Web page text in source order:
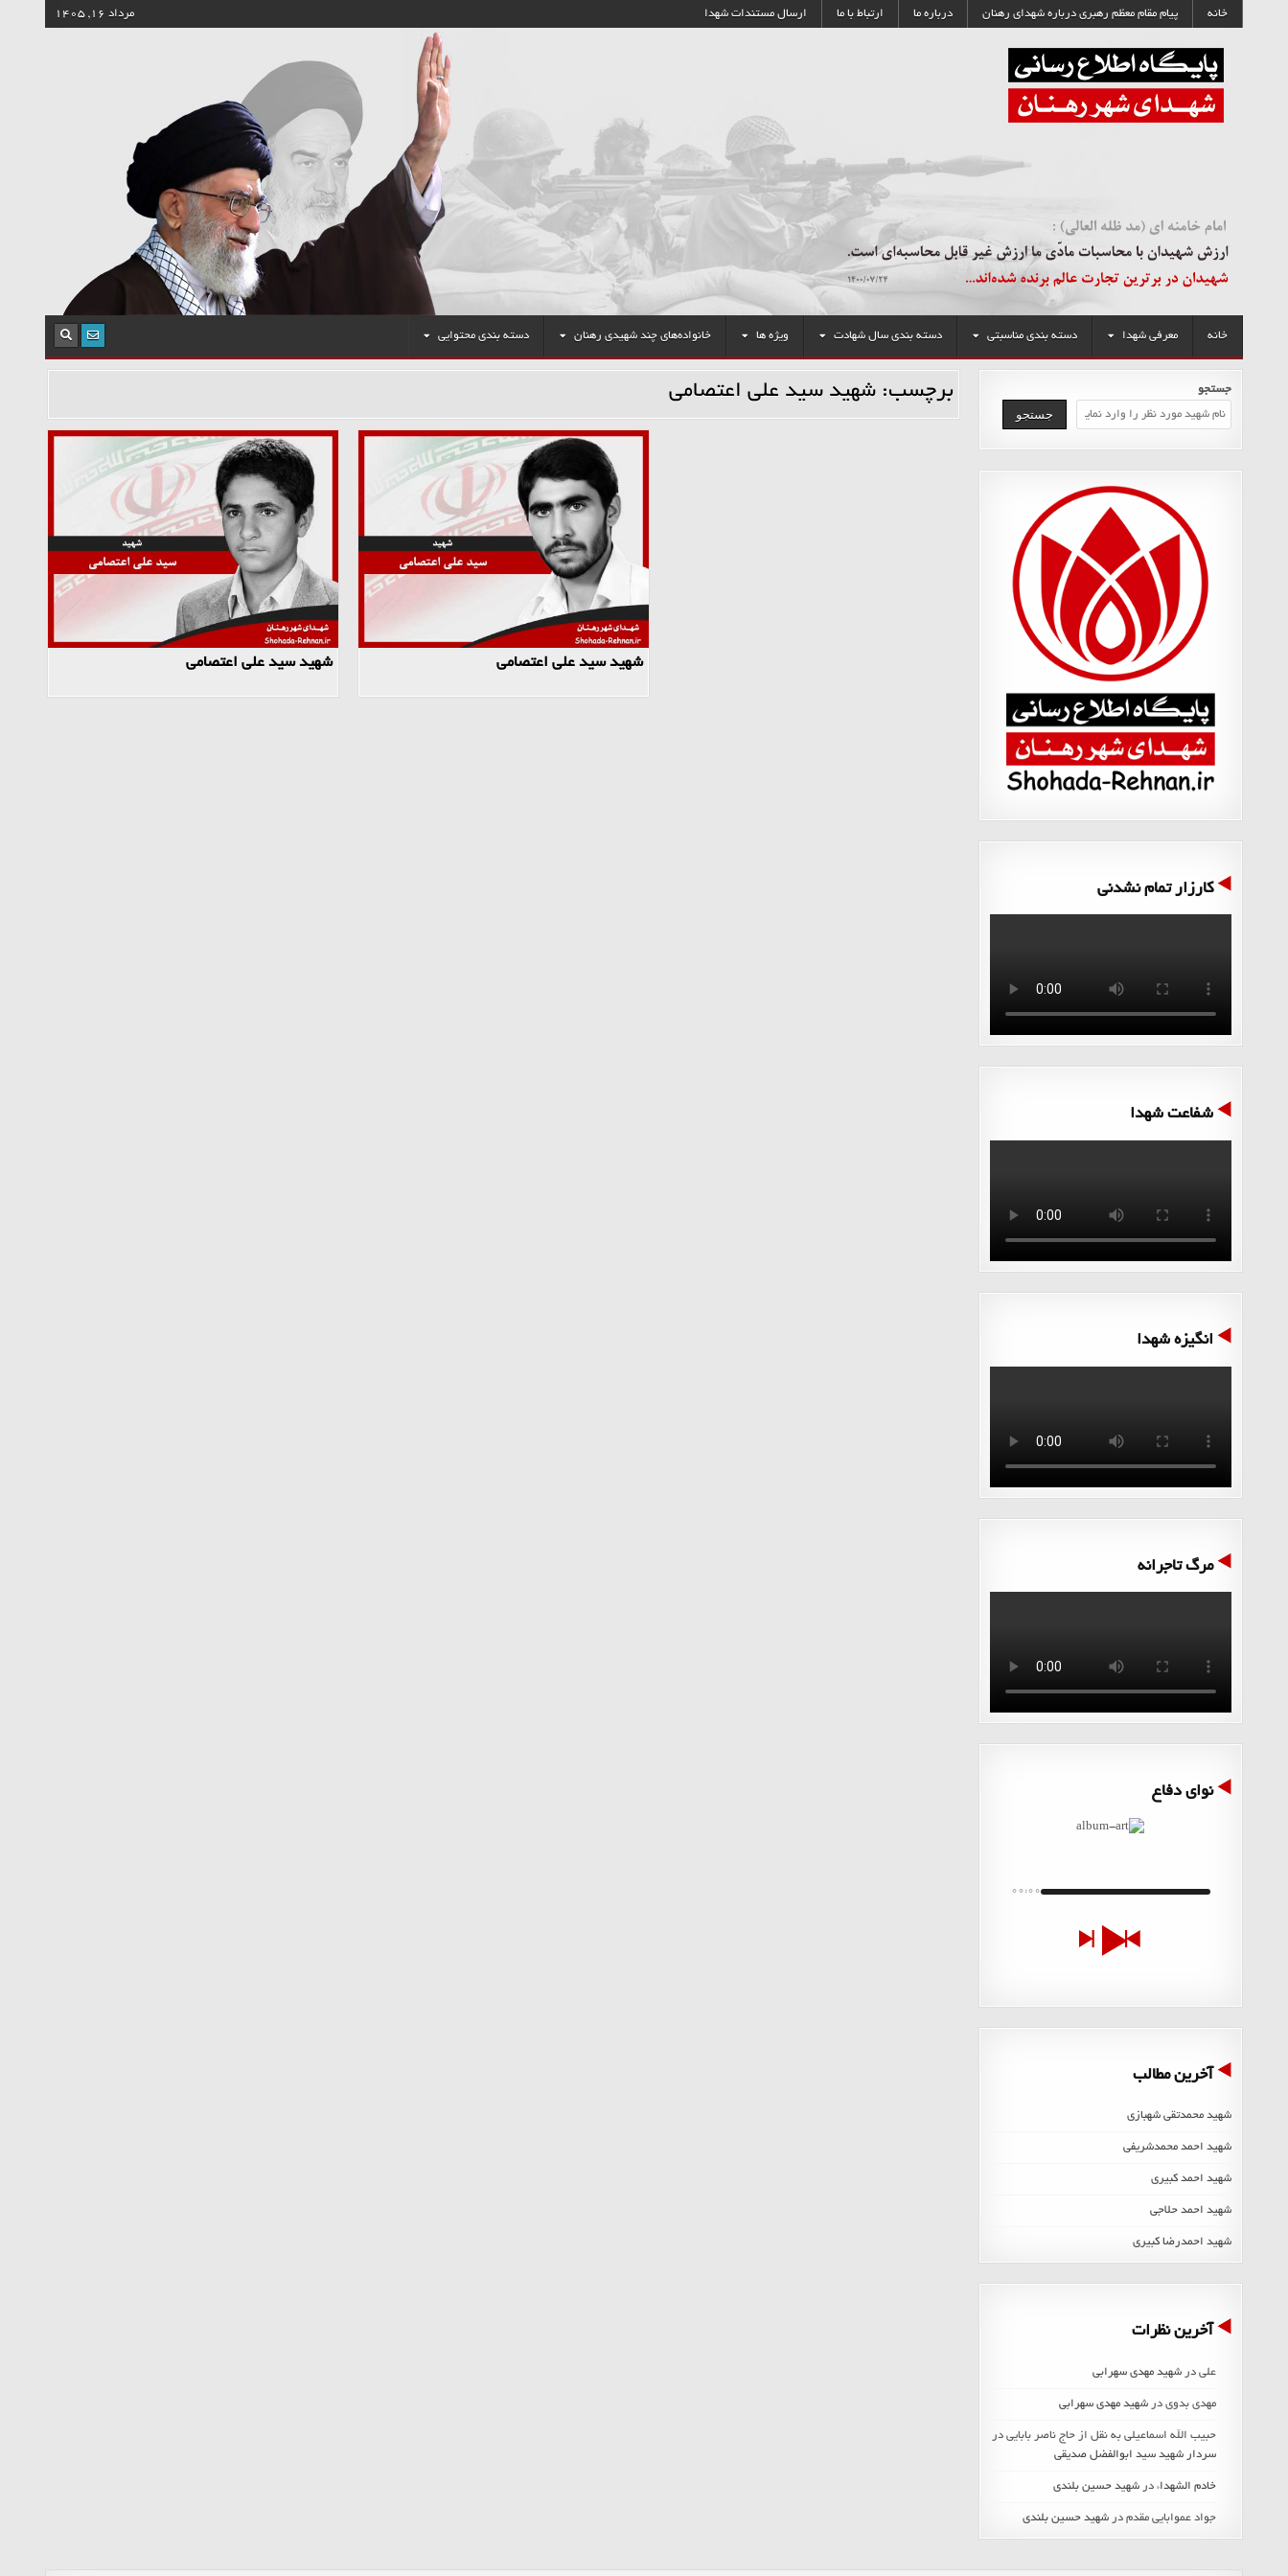
خانه پیام مقام معظم رهبری درباره شهدای رهنان درباره ما ارتباط با ما ارسال مستندات شهدا مرداد 16, 1405
خانه معرفی شهدا دسته بندی مناسبتی دسته بندی سال شهادت ویژه ها خانواده‌های چند شهیدی رهنان دسته بندی محتوایی
برچسب:شهید سید علی اعتصامی
شهید سید علی اعتصامی شهید سید علی اعتصامی
جستجو
جستجو
کارزار تمام نشدنی
شفاعت شهدا
انگیزه شهدا
مرگ تاجرانه
نوای دفاع
00:00
آخرین مطالب
شهید محمدتقی شهبازی
شهید احمد محمدشریفی
شهید احمد کبیری
شهید احمد حلاجی
شهید احمدرضا کبیری
آخرین نظرات
علیدر شهید مهدی سهرابی
مهدی بدویدر شهید مهدی سهرابی
حبیب الله اسماعیلی به نقل از حاج ناصر باباییدر
سردار شهید سید ابوالفضل صدیقی
خادم الشهداءدر شهید حسین بلندی
جواد عموابایی مقدمدر شهید حسین بلندی